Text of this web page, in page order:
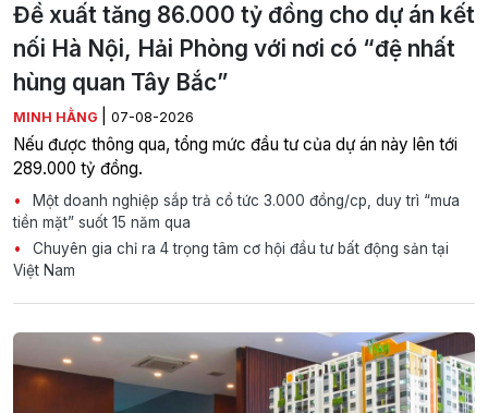
Đề xuất tăng 86.000 tỷ đồng cho dự án kết
nối Hà Nội, Hải Phòng với nơi có “đệ nhất
hùng quan Tây Bắc”
MINH HẰNG 07-08-2026
Nếu được thông qua, tổng mức đầu tư của dự án này lên tới
289.000 tỷ đồng.
Một doanh nghiệp sắp trả cổ tức 3.000 đồng/cp, duy trì “mưa
tiền mặt” suốt 15 năm qua
Chuyên gia chỉ ra 4 trọng tâm cơ hội đầu tư bất động sản tại
Việt Nam